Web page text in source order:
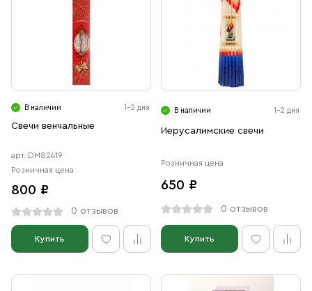
В наличии 1-2 дня
Свечи венчальные
арт. DM82419
Розничная цена
800 ₽
0 отзывов
Купить
В наличии 1-2 дня
Иерусалимские свечи
Розничная цена
650 ₽
0 отзывов
Купить